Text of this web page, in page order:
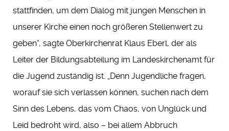
stattfinden, um dem Dialog mit jungen Menschen in
unserer Kirche einen noch größeren Stellenwert zu
geben“, sagte Oberkirchenrat Klaus Eberl, der als
Leiter der Bildungsabteilung im Landeskirchenamt für
die Jugend zuständig ist. „Denn Jugendliche fragen,
worauf sie sich verlassen können, suchen nach dem
Sinn des Lebens, das vom Chaos, von Unglück und
Leid bedroht wird, also – bei allem Abbruch